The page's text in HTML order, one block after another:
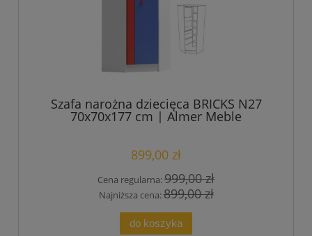
Szafa narożna dziecięca BRICKS N27
70x70x177 cm | Almer Meble
899,00 zł
Cena regularna:999,00 zł
Najniższa cena:899,00 zł
do koszyka